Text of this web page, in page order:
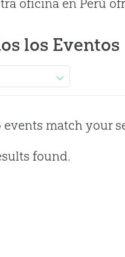
oficina en Perú
los Eventos
events match your
found.